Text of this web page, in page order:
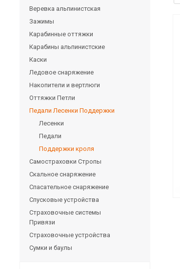
Веревка альпинистская
Зажимы
Карабинные оттяжки
Карабины альпинистские
Каски
Ледовое снаряжение
Накопители и вертлюги
Оттяжки Петли
Педали Лесенки Поддержки
Лесенки
Педали
Поддержки кроля
Самостраховки Стропы
Скальное снаряжение
Спасательное снаряжение
Спусковые устройства
Страховочные системы
Привязи
Страховочные устройства
Сумки и баулы